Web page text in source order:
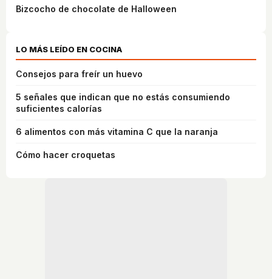
Bizcocho de chocolate de Halloween
LO MÁS LEÍDO EN COCINA
Consejos para freír un huevo
5 señales que indican que no estás consumiendo
suficientes calorías
6 alimentos con más vitamina C que la naranja
Cómo hacer croquetas